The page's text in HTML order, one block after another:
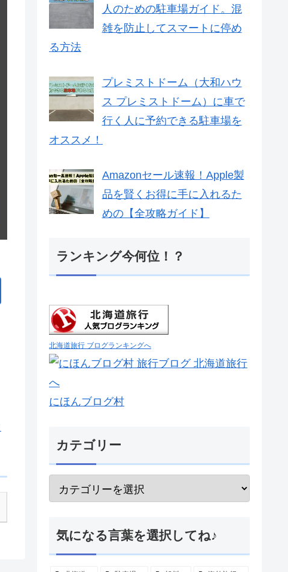
人のための駐車場ガイド。混
雑を防止してスマートに停め
る方法
プレミストドーム（大和ハウ
ス プレミストドーム）に車で
行く人に予約できる駐車場を
オススメ！
Amazonセール速報！Apple製
品を賢くお得に手に入れるた
めの【全攻略ガイド】
ランキング今何位！？
北海道旅行 ブログランキングへ
にほんブログ村
カテゴリー
気になる言葉を選択してね♪